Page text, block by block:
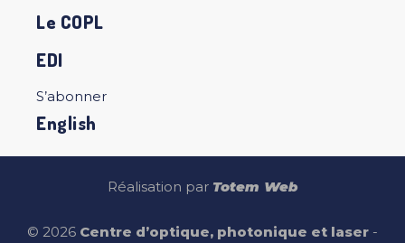
Le COPL
EDI
S’abonner
English
Réalisation par Totem Web
© 2026 Centre d’optique, photonique et laser -